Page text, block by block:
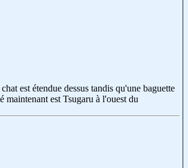
est étendue dessus tandis qu'une baguette
maintenant est Tsugaru à l'ouest du